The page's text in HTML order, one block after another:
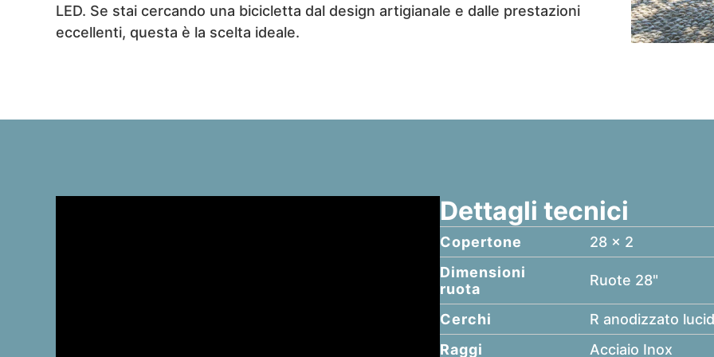
LED. Se stai cercando una bicicletta dal design artigianale e dalle prestazioni
eccellenti, questa è la scelta ideale.
Dettagli tecnici
Copertone
28 x 2
Dimensioni
ruota
Ruote 28"
Cerchi
R anodizzato
Raggi
Acciaio Inox